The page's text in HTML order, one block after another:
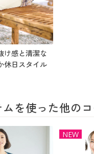
け感と清潔な
休日スタイル
を使った他の
NEW